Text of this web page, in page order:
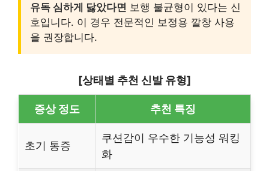
유독 심하게 닳았다면 보행 불균형이 있다는 신
호입니다. 이 경우 전문적인 보정용 깔창 사용
을 권장합니다.
[상태별 추천 신발 유형]
증상 정도 추천 특징
초기 통증
쿠션감이 우수한 기능성 워킹
화